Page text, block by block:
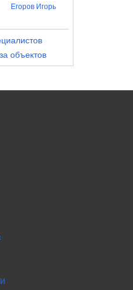
Егоров Игорь
объектов